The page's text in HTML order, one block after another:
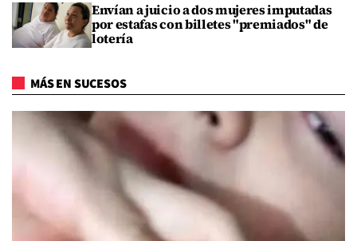
Envían a juicio a dos mujeres imputadas
por estafas con billetes "premiados" de
lotería
MÁS EN SUCESOS